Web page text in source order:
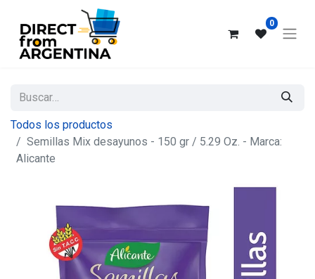
0
Todos los productos
Semillas Mix desayunos - 150 gr / 5.29 Oz. - Marca:
Alicante